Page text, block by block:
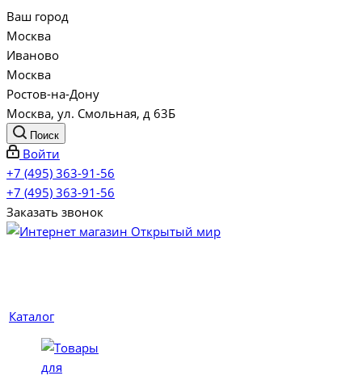
Ваш город
Москва
Иваново
Москва
Ростов-на-Дону
Москва, ул. Смольная, д 63Б
Поиск
Войти
+7 (495) 363-91-56
+7 (495) 363-91-56
Заказать звонок
Каталог